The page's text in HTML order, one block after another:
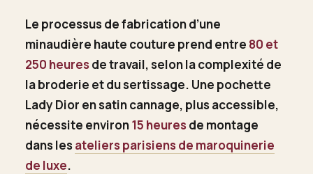
Le processus de fabrication d’une
minaudière haute couture prend entre 80 et
250 heures de travail, selon la complexité de
la broderie et du sertissage. Une pochette
Lady Dior en satin cannage, plus accessible,
nécessite environ15 heures de montage
dans les ateliers parisiens de maroquinerie
de luxe.